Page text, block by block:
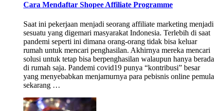
Cara Mendaftar Shopee Affiliate Programme
Saat ini pekerjaan menjadi seorang affiliate marketing menjadi
sesuatu yang digemari masyarakat Indonesia. Terlebih di saat
pandemi seperti ini dimana orang-orang tidak bisa keluar
rumah untuk mencari penghasilan. Akhirnya mereka mencari
solusi untuk tetap bisa berpenghasilan walaupun hanya berada
di rumah saja. Pandemi covid19 punya “kontribusi” besar
yang menyebabkan menjamurnya para pebisnis online pemula
sekarang …